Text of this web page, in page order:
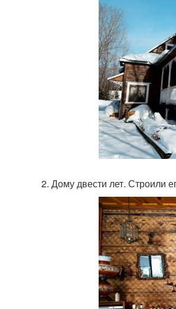
2. Дому двести лет. Строили